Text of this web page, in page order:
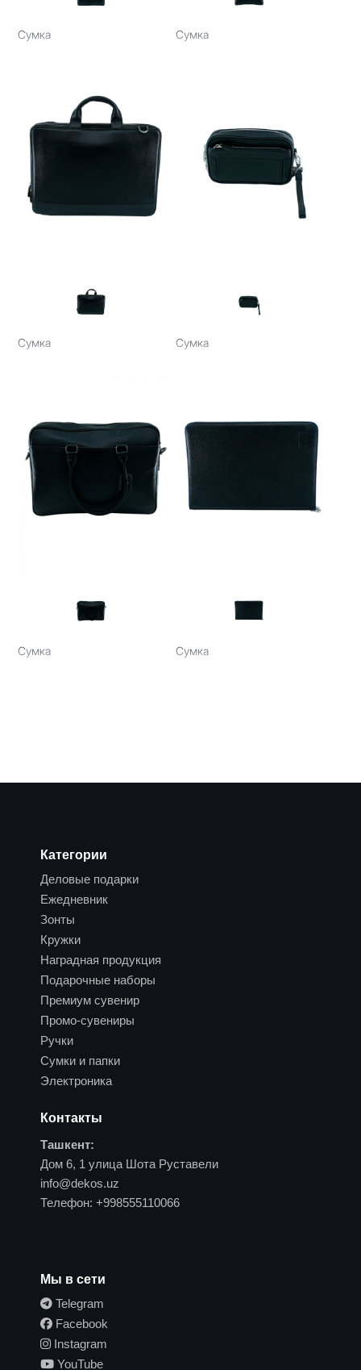
Сумка Сумка
Сумка Сумка
Сумка Сумка
Категории
Деловые подарки
Ежедневник
Зонты
Кружки
Наградная продукция
Подарочные наборы
Премиум сувенир
Промо-сувениры
Ручки
Сумки и папки
Электроника
Контакты
Ташкент:
Дом 6, 1 улица Шота Руставели
info@dekos.uz
Телефон: +998555110066
Мы в сети
Telegram
Facebook
Instagram
YouTube